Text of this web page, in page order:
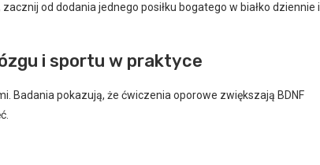
od dodania jednego posiłku bogatego w białko dziennie i
i sportu w praktyce
Badania pokazują, że ćwiczenia oporowe zwiększają BDNF